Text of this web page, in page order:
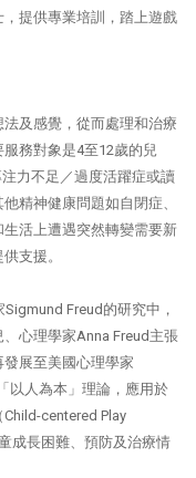
提供專業培訓，踏上遊戲
及感覺，從而處理和治療
務對象是4至12歲的兒
力不足／過度活躍症或讀
精神健康問題如自閉症、
活上遭遇突然轉變需要新
支援。
Freud的研究中，
心理學家Anna Freud主張
展至美國心理學家
以人為本」理論，應用於
centered Play
成長困難、預防及治療情